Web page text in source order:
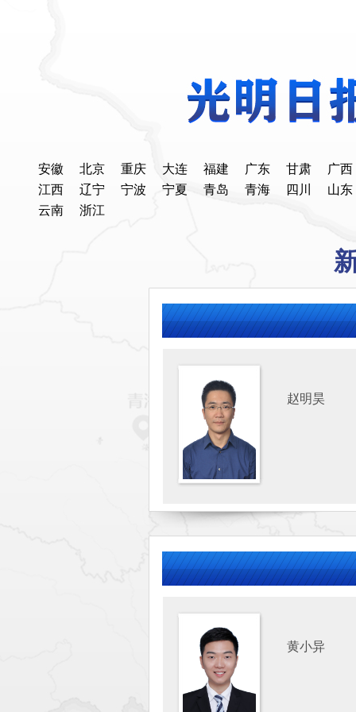
安徽 北京 重庆 大连 福建 广东 甘肃
广西
江西
辽宁 宁波 宁夏 青岛 青海 四川
山东
云南
浙江
赵明昊
黄小异